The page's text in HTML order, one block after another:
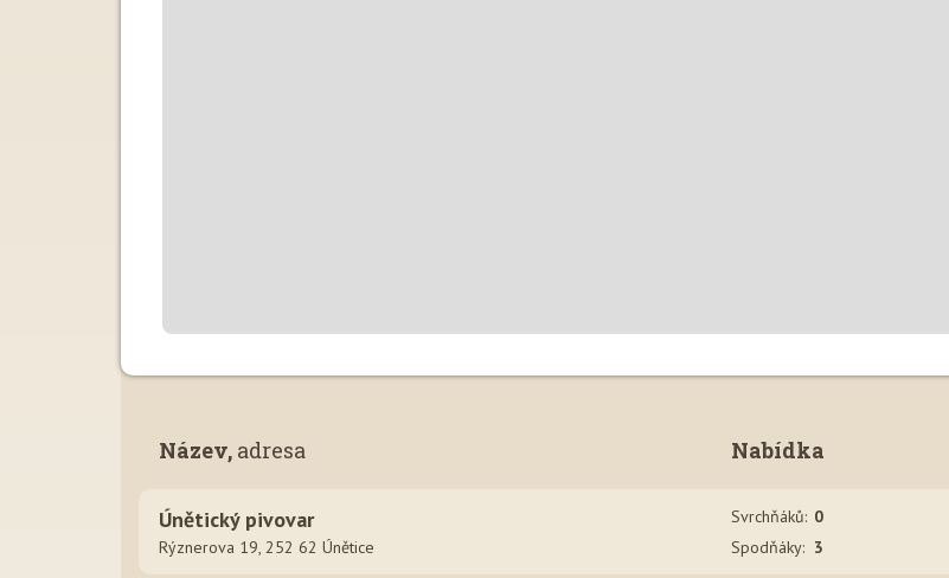
Název, adresa Nabídka
Únětický pivovar
Rýznerova 19, 252 62 Únětice
Svrchňáků: 0
Spodňáky: 3